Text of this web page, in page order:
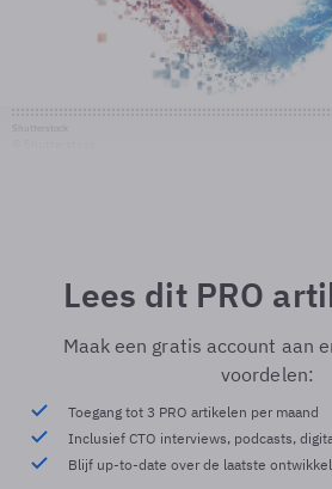
Lees dit PRO
Maak een gratis account aan
voordelen:
Toegang tot 3 PRO artikelen per maand
Inclusief CTO interviews, podcasts,
Blijf up-to-date over de laatste